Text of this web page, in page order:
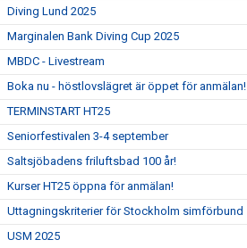
Diving Lund 2025
Marginalen Bank Diving Cup 2025
MBDC - Livestream
Boka nu - höstlovslägret är öppet för anmälan!
TERMINSTART HT25
Seniorfestivalen 3-4 september
Saltsjöbadens friluftsbad 100 år!
Kurser HT25 öppna för anmälan!
Uttagningskriterier för Stockholm simförbund
USM 2025